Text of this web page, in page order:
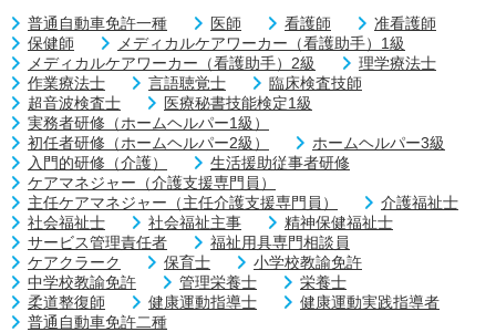
普通自動車免許一種 医師 看護師
准看護師
保健師
メディカルケアワーカー（看護助手）1級
メディカルケアワーカー（看護助手）2級
理学療法士
作業療法士
言語聴覚士
臨床検査技師
超音波検査士
医療秘書技能検定1級
実務者研修（ホームヘルパー1級）
初任者研修（ホームヘルパー2級）
ホームヘルパー3級
入門的研修（介護）
生活援助従事者研修
ケアマネジャー（介護支援専門員）
主任ケアマネジャー（主任介護支援専門員）
介護福祉士
社会福祉士
社会福祉主事
精神保健福祉士
サービス管理責任者
福祉用具専門相談員
ケアクラーク
保育士
小学校教諭免許
中学校教諭免許
管理栄養士
栄養士
柔道整復師
健康運動指導士
健康運動実践指導者
普通自動車免許二種